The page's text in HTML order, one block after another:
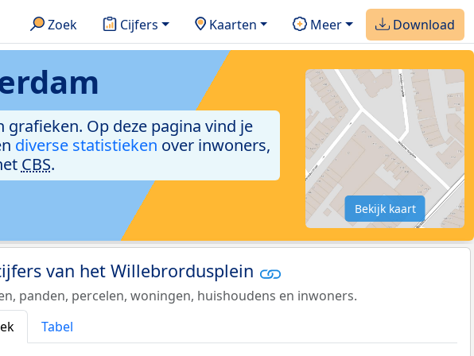
Zoek Cijfers Kaarten Meer Download
Op deze pagina vind je
diverse statistieken over inwoners,
CBS.
Bekijk kaart
van het Willebrordusplein
panden, percelen, woningen, huishoudens en inwoners.
Tabel